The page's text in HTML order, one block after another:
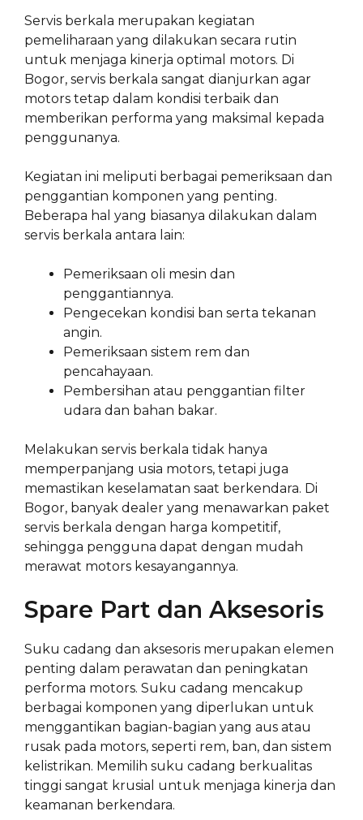
Servis berkala merupakan kegiatan
pemeliharaan yang dilakukan secara rutin
untuk menjaga kinerja optimal motors. Di
Bogor, servis berkala sangat dianjurkan agar
motors tetap dalam kondisi terbaik dan
memberikan performa yang maksimal kepada
penggunanya.
Kegiatan ini meliputi berbagai pemeriksaan dan
penggantian komponen yang penting.
Beberapa hal yang biasanya dilakukan dalam
servis berkala antara lain:
Pemeriksaan oli mesin dan
penggantiannya.
Pengecekan kondisi ban serta tekanan
angin.
Pemeriksaan sistem rem dan
pencahayaan.
Pembersihan atau penggantian filter
udara dan bahan bakar.
Melakukan servis berkala tidak hanya
memperpanjang usia motors, tetapi juga
memastikan keselamatan saat berkendara. Di
Bogor, banyak dealer yang menawarkan paket
servis berkala dengan harga kompetitif,
sehingga pengguna dapat dengan mudah
merawat motors kesayangannya.
Spare Part dan Aksesoris
Suku cadang dan aksesoris merupakan elemen
penting dalam perawatan dan peningkatan
performa motors. Suku cadang mencakup
berbagai komponen yang diperlukan untuk
menggantikan bagian-bagian yang aus atau
rusak pada motors, seperti rem, ban, dan sistem
kelistrikan. Memilih suku cadang berkualitas
tinggi sangat krusial untuk menjaga kinerja dan
keamanan berkendara.